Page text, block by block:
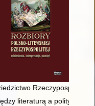
: śluby
Rzeczypospolitej
z okazji jubileuszu
literaturą a polityką :